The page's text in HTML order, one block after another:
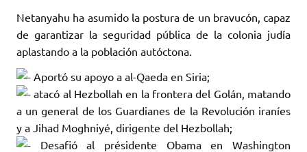
Netanyahu ha asumido la postura de un bravucón, capaz
de garantizar la seguridad pública de la colonia judía
aplastando a la población autóctona.
Aportó su apoyo a al-Qaeda en Siria;
atacó al Hezbollah en la frontera del Golán, matando
a un general de los Guardianes de la Revolución iraníes
y a Jihad Moghniyé, dirigente del Hezbollah;
Desafió al présidente Obama en Washington